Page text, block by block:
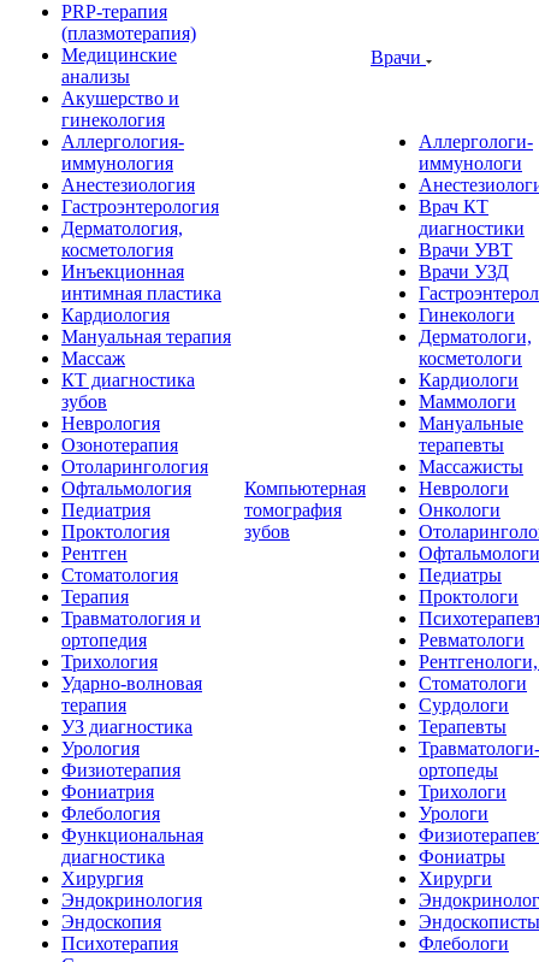
PRP-терапия
(плазмотерапия)
Медицинские
анализы
Акушерство и
гинекология
Аллергология-
иммунология
Анестезиология
Гастроэнтерология
Дерматология,
косметология
Инъекционная
интимная пластика
Кардиология
Мануальная терапия
Массаж
КТ диагностика
зубов
Неврология
Озонотерапия
Отоларингология
Офтальмология
Педиатрия
Проктология
Рентген
Стоматология
Терапия
Травматология и
ортопедия
Трихология
Ударно-волновая
терапия
УЗ диагностика
Урология
Физиотерапия
Фониатрия
Флебология
Функциональная
диагностика
Хирургия
Эндокринология
Эндоскопия
Психотерапия
Компьютерная
томография
зубов
Врачи
Аллергологи-
иммунологи
Врач КТ
диагностики
Врачи УВТ
Врачи УЗД
Гинекологи
Дерматологи,
косметологи
Кардиологи
Маммологи
Мануальные
терапевты
Массажисты
Неврологи
Онкологи
Офтальмологи
Педиатры
Проктологи
Ревматологи
Стоматологи
Сурдологи
Терапевты
Травматологи-
ортопеды
Трихологи
Урологи
Фониатры
Хирурги
Эндоскописты
Флебологи